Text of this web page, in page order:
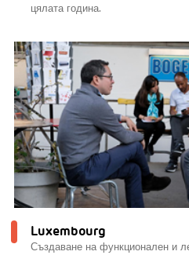
цялата година.
Luxembourg
Създаване на функционален и